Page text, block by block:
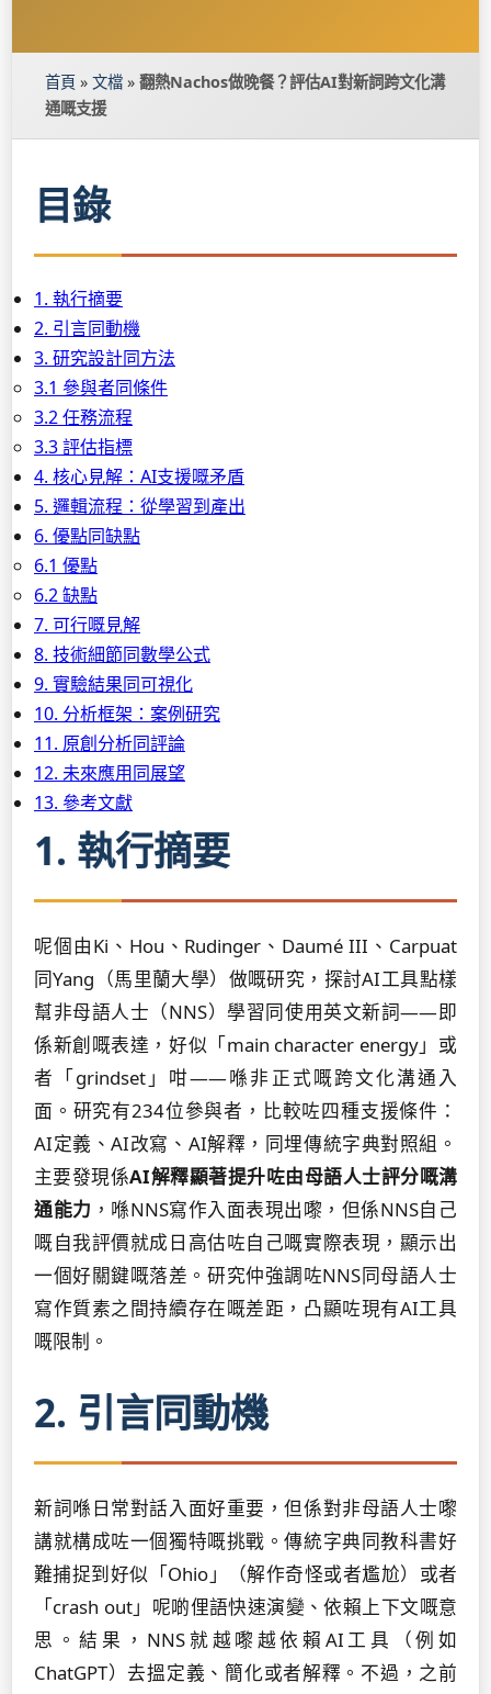
首頁 » 文檔 » 翻熱Nachos做晚餐？評估AI對新詞跨文化溝
通嘅支援
目錄
1. 執行摘要
2. 引言同動機
3. 研究設計同方法
3.1 參與者同條件
3.2 任務流程
3.3 評估指標
4. 核心見解：AI支援嘅矛盾
5. 邏輯流程：從學習到產出
6. 優點同缺點
6.1 優點
6.2 缺點
7. 可行嘅見解
8. 技術細節同數學公式
9. 實驗結果同可視化
10. 分析框架：案例研究
11. 原創分析同評論
12. 未來應用同展望
13. 參考文獻
1. 執行摘要
呢個由Ki、Hou、Rudinger、Daumé III、Carpuat
同Yang（馬里蘭大學）做嘅研究，探討AI工具點樣
幫非母語人士（NNS）學習同使用英文新詞——即
係新創嘅表達，好似「main character energy」或
者「grindset」咁——喺非正式嘅跨文化溝通入
面。研究有234位參與者，比較咗四種支援條件：
AI定義、AI改寫、AI解釋，同埋傳統字典對照組。
主要發現係AI解釋顯著提升咗由母語人士評分嘅溝
通能力 ，喺NNS寫作入面表現出嚟，但係NNS自己
嘅自我評價就成日高估咗自己嘅實際表現，顯示出
一個好關鍵嘅落差。研究仲強調咗NNS同母語人士
寫作質素之間持續存在嘅差距，凸顯咗現有AI工具
嘅限制。
2. 引言同動機
新詞喺日常對話入面好重要，但係對非母語人士嚟
講就構成咗一個獨特嘅挑戰。傳統字典同教科書好
難捕捉到好似「Ohio」（解作奇怪或者尷尬）或者
「crash out」呢啲俚語快速演變、依賴上下文嘅意
思。結果，NNS就越嚟越依賴AI工具（例如
ChatGPT）去搵定義、簡化或者解釋。不過，之前